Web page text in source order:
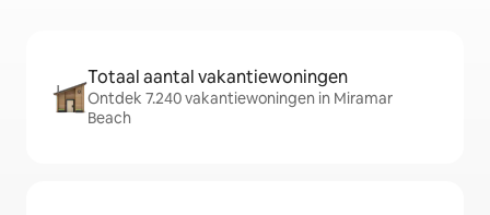
Totaal aantal vakantiewoningen
Ontdek 7.240 vakantiewoningen in Miramar
Beach